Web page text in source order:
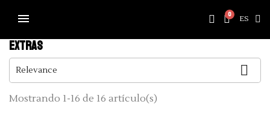
ES
EXTRAS
CATEGORÍAS
Relevance 
Mostrando 1-16 de 16 artículo(s)